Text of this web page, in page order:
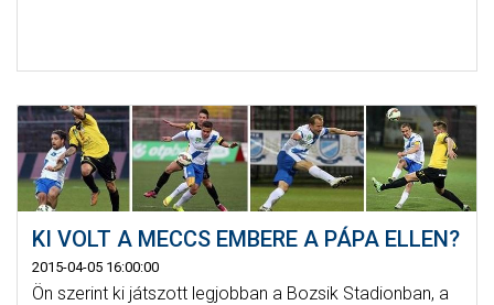
KI VOLT A MECCS EMBERE A PÁPA ELLEN?
2015-04-05 16:00:00
Ön szerint ki játszott legjobban a Bozsik Stadionban, a